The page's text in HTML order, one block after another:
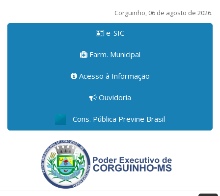
Corguinho, 06 de agosto de 2026.
e-SIC
Farm. Municipal
Acesso à Informação
Ouvidoria
Cons. Pública Previne Brasil